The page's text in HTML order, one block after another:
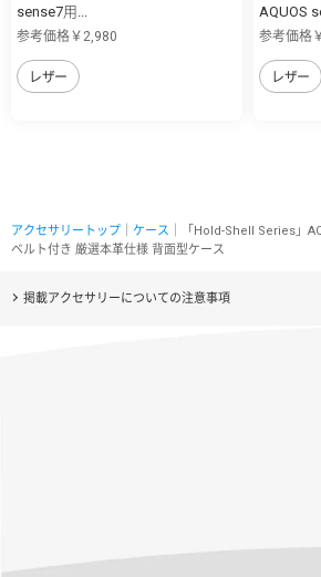
sense7用...
参考価格￥2,980
レザー
AQUOS
参考価格
レザー
アクセサリートップ ケース ｜「Hold-Shell Series」
ベルト付き 厳選本革仕様 背面型ケース
掲載アクセサリーについての注意事項